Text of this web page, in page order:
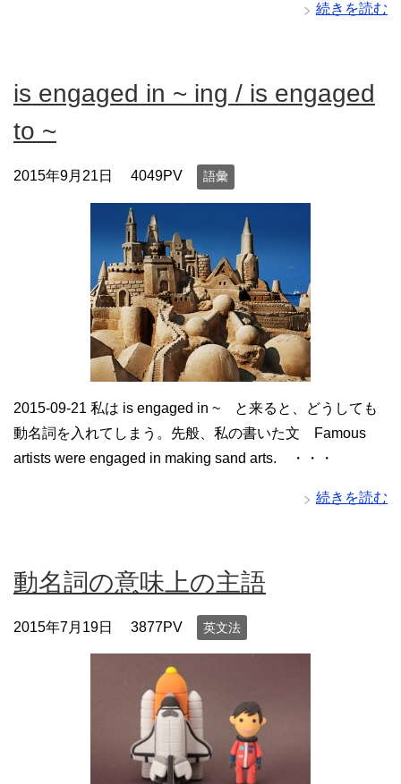
続きを読む
is engaged in ~ ing / is engaged
to ~
2015年9月21日 4049PV 語彙
2015-09-21 私は is engaged in ~ と来ると、どうしても
動名詞を入れてしまう。先般、私の書いた文 Famous
artists were engaged in making sand arts. ・・・
続きを読む
動名詞の意味上の主語
2015年7月19日 3877PV 英文法